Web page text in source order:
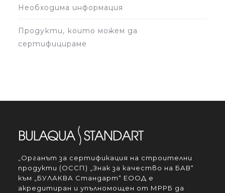
Необходима информация
Продукти, които можем да
сертифицираме
„Органът за сертификация на строителни
продукти (ОССП) „Знак за качество на БАВ“
към „БУЛАКВА Стандарт“ ЕООД е
акредитиран и упълномощен от МРРБ да